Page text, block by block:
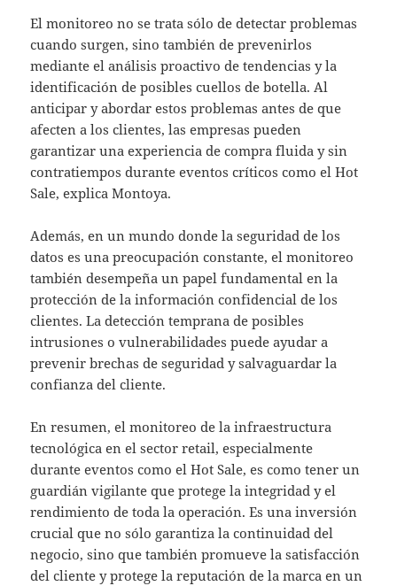
El monitoreo no se trata sólo de detectar problemas
cuando surgen, sino también de prevenirlos
mediante el análisis proactivo de tendencias y la
identificación de posibles cuellos de botella. Al
anticipar y abordar estos problemas antes de que
afecten a los clientes, las empresas pueden
garantizar una experiencia de compra fluida y sin
contratiempos durante eventos críticos como el Hot
Sale, explica Montoya.
Además, en un mundo donde la seguridad de los
datos es una preocupación constante, el monitoreo
también desempeña un papel fundamental en la
protección de la información confidencial de los
clientes. La detección temprana de posibles
intrusiones o vulnerabilidades puede ayudar a
prevenir brechas de seguridad y salvaguardar la
confianza del cliente.
En resumen, el monitoreo de la infraestructura
tecnológica en el sector retail, especialmente
durante eventos como el Hot Sale, es como tener un
guardián vigilante que protege la integridad y el
rendimiento de toda la operación. Es una inversión
crucial que no sólo garantiza la continuidad del
negocio, sino que también promueve la satisfacción
del cliente y protege la reputación de la marca en un